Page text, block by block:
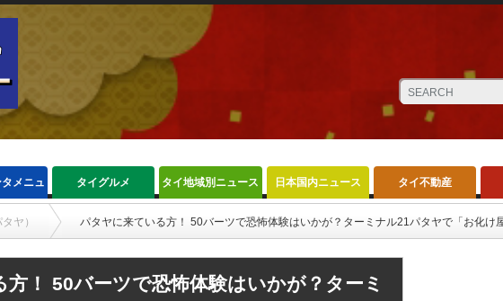
メニュ タイグルメ タイ地域別ニュース 日本国内ニュース タイ不動産
ヤ） パタヤに来ている方！ 50バーツで恐怖体験はいかが？ターミナル21パタヤで「お化け
！ 50バーツで恐怖体験はいかが？ターミ